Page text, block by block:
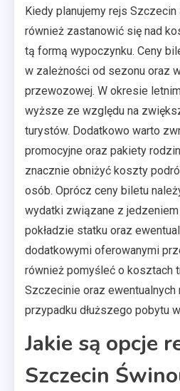
Kiedy planujemy rejs Szczecin
również zastanowić się nad
tą formą wypoczynku. Ceny
w zależności od sezonu oraz
przewozowej. W okresie
wyższe ze względu na
turystów. Dodatkowo warto
promocyjne oraz pakiety
znacznie obniżyć koszty
osób. Oprócz ceny biletu
wydatki związane z jedzeniem
pokładzie statku oraz
dodatkowymi oferowanymi
również pomyśleć o kosztach
Szczecinie oraz ewentualnych
przypadku dłuższego pobytu
Jakie są opcje
Szczecin